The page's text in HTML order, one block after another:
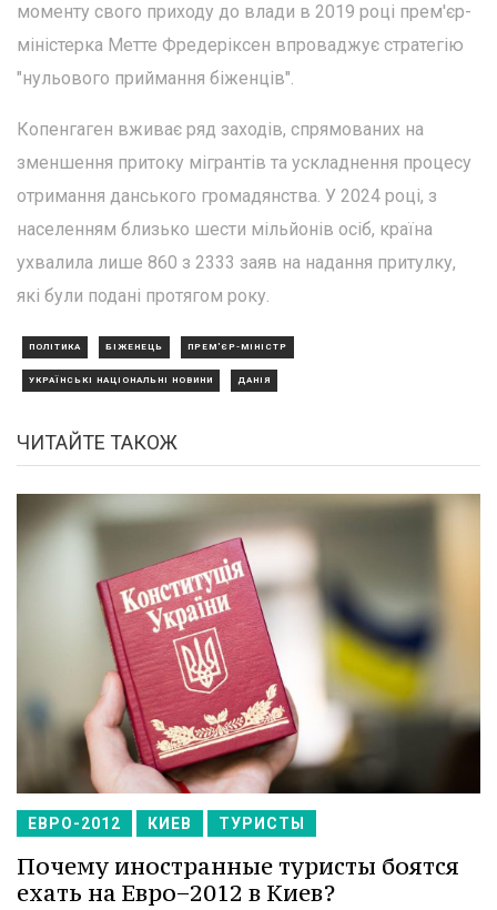
моменту свого приходу до влади в 2019 році прем'єр-
міністерка Метте Фредеріксен впроваджує стратегію
"нульового приймання біженців".
Копенгаген вживає ряд заходів, спрямованих на
зменшення притоку мігрантів та ускладнення процесу
отримання данського громадянства. У 2024 році, з
населенням близько шести мільйонів осіб, країна
ухвалила лише 860 з 2333 заяв на надання притулку,
які були подані протягом року.
ПОЛІТИКА БІЖЕНЕЦЬ ПРЕМ'ЄР-МІНІСТР
УКРАЇНСЬКІ НАЦІОНАЛЬНІ НОВИНИ ДАНІЯ
ЧИТАЙТЕ ТАКОЖ
ЕВРО-2012 КИЕВ ТУРИСТЫ
Почему иностранные туристы боятся
ехать на Евро−2012 в Киев?